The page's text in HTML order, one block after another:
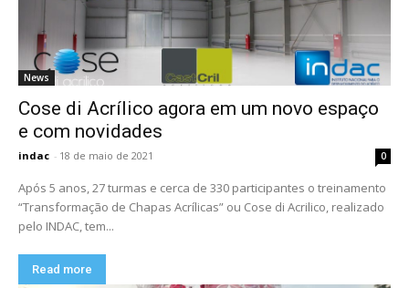
News
Cose di Acrílico agora em um novo espaço
e com novidades
indac - 18 de maio de 2021 0
Após 5 anos, 27 turmas e cerca de 330 participantes o treinamento
“Transformação de Chapas Acrílicas” ou Cose di Acrilico, realizado
pelo INDAC, tem...
Read more